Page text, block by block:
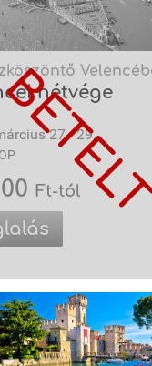
hétvége
27 - 29.
Ft-tól